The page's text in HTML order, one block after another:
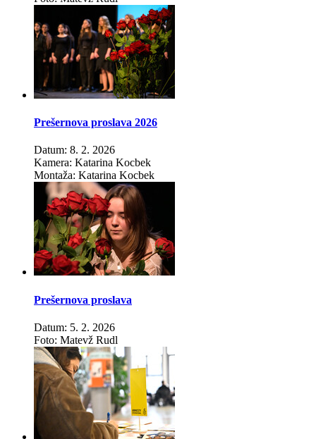
Prešernova proslava 2026
Datum: 8. 2. 2026
Kamera: Katarina Kocbek
Montaža: Katarina Kocbek
Prešernova proslava
Datum: 5. 2. 2026
Foto: Matevž Rudl